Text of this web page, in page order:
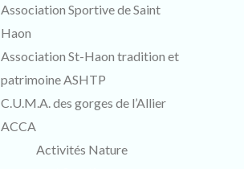
Association Sportive de Saint
Haon
Association St-Haon tradition et
patrimoine ASHTP
C.U.M.A. des gorges de l’Allier
ACCA
Activités Nature